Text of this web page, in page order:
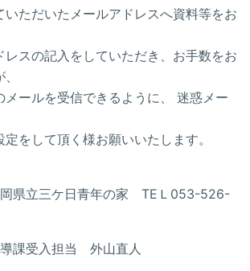
いただいたメールアドレスへ資料等をお
スの記入をしていただき、お手数をお
ールを受信できるように、 迷惑メー
をして頂く様お願いいたします。
県立三ケ日青年の家 TEＬ053-526-
担当 外山直人